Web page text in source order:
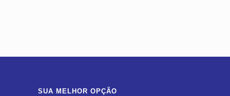
SUA MELHOR OPÇÃO